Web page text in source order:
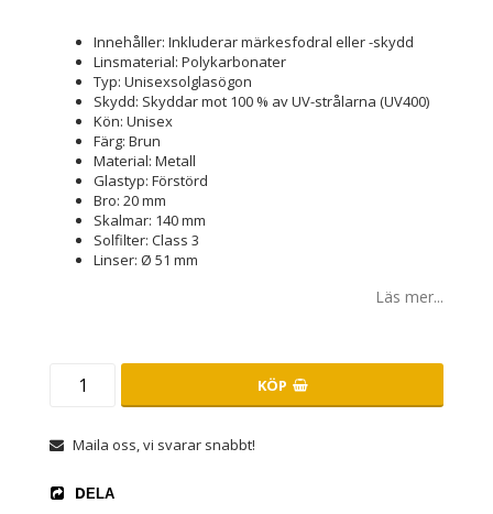
Innehåller: Inkluderar märkesfodral eller -skydd
Linsmaterial: Polykarbonater
Typ: Unisexsolglasögon
Skydd: Skyddar mot 100 % av UV-strålarna (UV400)
Kön: Unisex
Färg: Brun
Material: Metall
Glastyp: Förstörd
Bro: 20 mm
Skalmar: 140 mm
Solfilter: Class 3
Linser: Ø 51 mm
Läs mer...
KÖP
Maila oss, vi svarar snabbt!
DELA